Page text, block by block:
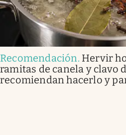
Recomendación. Hervir
ramitas de canela y clavo
recomiendan hacerlo y